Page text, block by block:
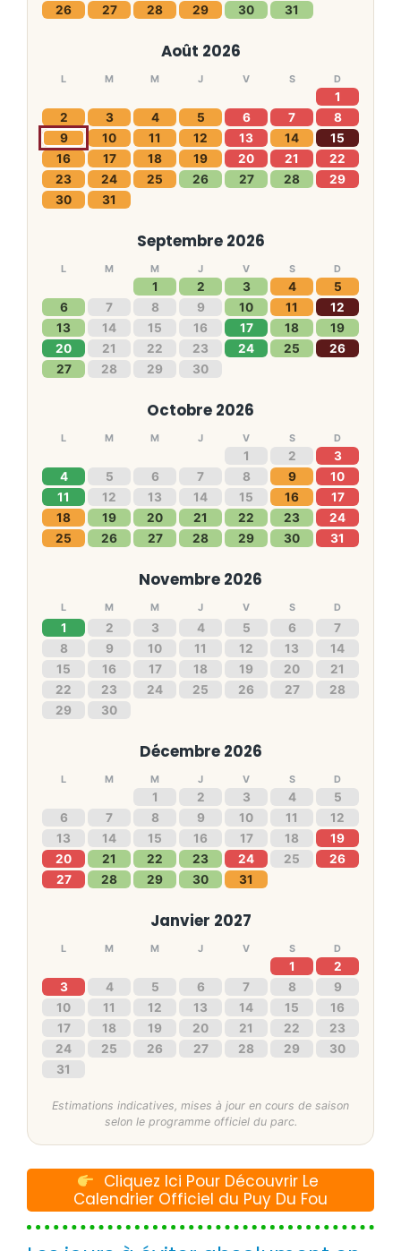
26
27 28 29 30 31
Août 2026
L M M J V S D
1
2
3 4 5 6 7
8
9
10 11 12 13 14
15
16
17 18 19 20 21
22
23
24 25 26 27 28
29
30
31
Septembre 2026
L M M J V S D
1 2 3 4
5
6
7 8 9 10 11
12
13
14 15 16 17 18
19
20
21 22 23 24 25
26
27
28 29 30
Octobre 2026
L M M J V S D
1 2
3
4
5 6 7 8 9
10
11
12 13 14 15 16
17
18
19 20 21 22 23
24
25
26 27 28 29 30 31
Novembre 2026
L M M J V S D
1 2 3 4 5 6
7
8
9 10 11 12 13
14
15
16 17 18 19 20
21
22
23 24 25 26 27
28
29
30
Décembre 2026
L M M J V S D
1 2 3 4
5
6
7 8 9 10 11
12
13
14 15 16 17 18
19
20
21 22 23 24 25
26
27
28 29 30 31
Janvier 2027
L M M J V S D
1
2
3
4 5 6 7 8
9
10
11 12 13 14 15
16
17
18 19 20 21 22
23
24
25 26 27 28 29
30
31
Estimations indicatives, mises à jour en cours de saison
selon le programme officiel du parc.
Cliquez Ici Pour Découvrir Le
Calendrier Officiel du Puy Du Fou